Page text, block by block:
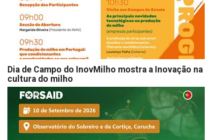
Dia de Campo do InovMilho mostra a Inovação na
cultura do milho